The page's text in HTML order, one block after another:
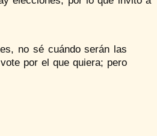
no sé cuándo serán las
por el que quiera; pero